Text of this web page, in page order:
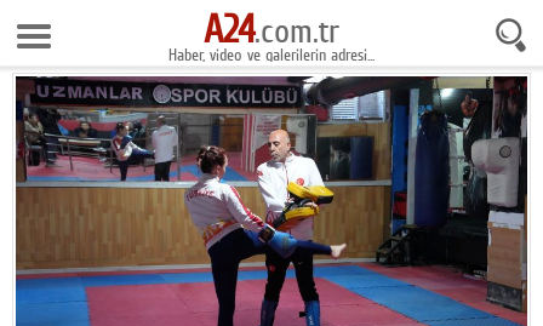
9 Ağustos 2026 9:56:56
Anasayfa
Foto Galeri
Gazeteler
Video Galeri
Gündem
Ekonomi
A24.com.tr
Haber, video ve galerilerin adresi...